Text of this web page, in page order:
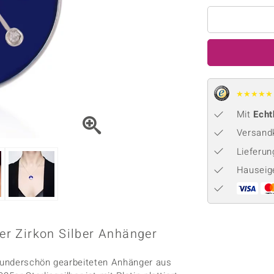
♦ Silberhalsketten
♦ Silberanhänger
★★★★★
Mit
Zirkon Silber Anhänger
gearbeiteten Anhänger aus